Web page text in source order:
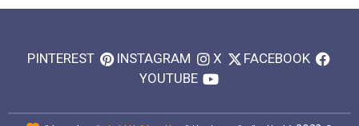
FACEBOOK
X
INSTAGRAM
PINTEREST
YOUTUBE